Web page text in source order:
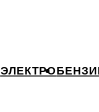
ЭЛЕКТРО